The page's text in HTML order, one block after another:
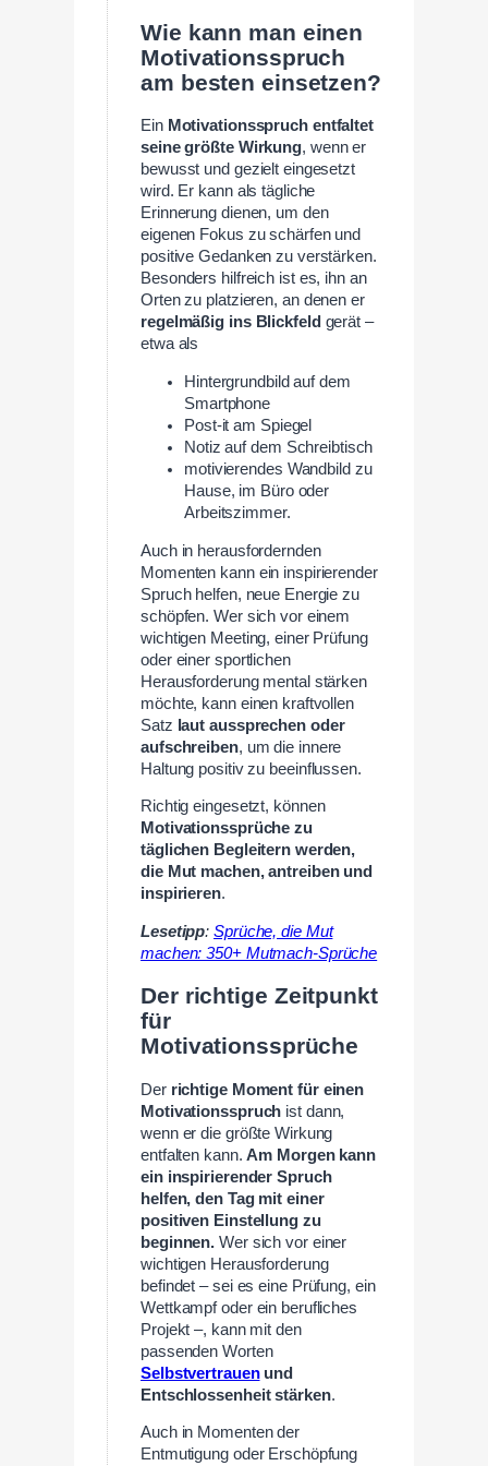
Wie kann man einen
Motivationsspruch
am besten einsetzen?
Ein Motivationsspruch entfaltet
seine größte Wirkung, wenn er
bewusst und gezielt eingesetzt
wird. Er kann als tägliche
Erinnerung dienen, um den
eigenen Fokus zu schärfen und
positive Gedanken zu verstärken.
Besonders hilfreich ist es, ihn an
Orten zu platzieren, an denen er
regelmäßig ins Blickfeld gerät –
etwa als
Hintergrundbild auf dem
Smartphone
Post-it am Spiegel
Notiz auf dem Schreibtisch
motivierendes Wandbild zu
Hause, im Büro oder
Arbeitszimmer.
Auch in herausfordernden
Momenten kann ein inspirierender
Spruch helfen, neue Energie zu
schöpfen. Wer sich vor einem
wichtigen Meeting, einer Prüfung
oder einer sportlichen
Herausforderung mental stärken
möchte, kann einen kraftvollen
Satz laut aussprechen oder
aufschreiben, um die innere
Haltung positiv zu beeinflussen.
Richtig eingesetzt, können
Motivationssprüche zu
täglichen Begleitern werden,
die Mut machen, antreiben und
inspirieren.
Lesetipp:Sprüche, die Mut
machen: 350+ Mutmach-Sprüche
Der richtige Zeitpunkt
für
Motivationssprüche
Der richtige Moment für einen
Motivationsspruch ist dann,
wenn er die größte Wirkung
entfalten kann.Am Morgen kann
ein inspirierender Spruch
helfen, den Tag mit einer
positiven Einstellung zu
beginnen. Wer sich vor einer
wichtigen Herausforderung
befindet – sei es eine Prüfung, ein
Wettkampf oder ein berufliches
Projekt –, kann mit den
passenden Worten
Selbstvertrauenund
Entschlossenheit stärken.
Auch in Momenten der
Entmutigung oder Erschöpfung